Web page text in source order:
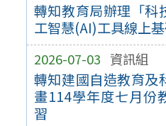
轉知教育局辦理「
工智慧(AI)工具線上基
2026-07-03 資訊組
轉知建國自造教育及
畫114學年度七月份
習